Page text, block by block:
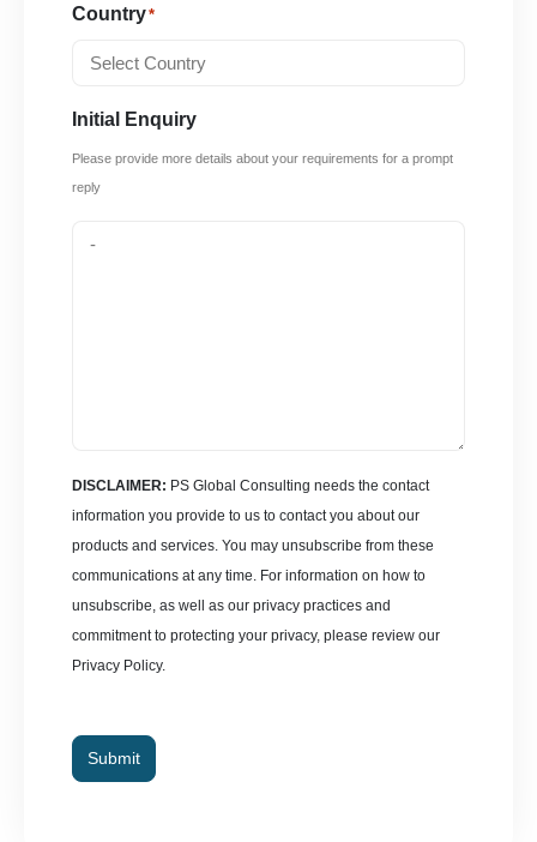
Country*
Initial Enquiry
Please provide more details about your requirements for a prompt
reply
DISCLAIMER: PS Global Consulting needs the contact
information you provide to us to contact you about our
products and services. You may unsubscribe from these
communications at any time. For information on how to
unsubscribe, as well as our privacy practices and
commitment to protecting your privacy, please review our
Privacy Policy.
Submit